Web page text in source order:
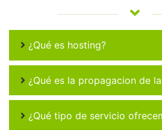
¿Qué es hosting?
¿Qué es la propagacion de
¿Qué tipo de servicio